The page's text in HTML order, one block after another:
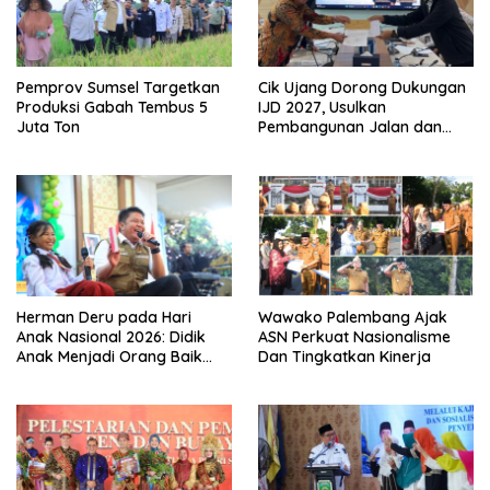
Pemprov Sumsel Targetkan
Produksi Gabah Tembus 5
Juta Ton
Cik Ujang Dorong Dukungan
IJD 2027, Usulkan
Pembangunan Jalan dan
Herman Deru pada Hari
Anak Nasional 2026: Didik
Anak Menjadi Orang Baik
Wawako Palembang Ajak
ASN Perkuat Nasionalisme
Dan Tingkatkan Kinerja